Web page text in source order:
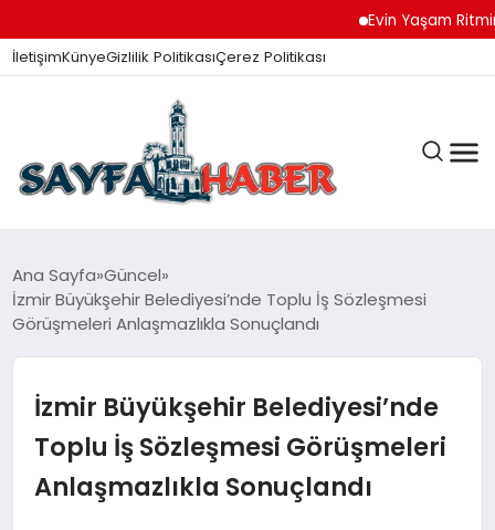
Evin Yaşam
İletişimKünyeGizlilik PolitikasıÇerez Politikası
ANA SAYFA
GÜNDEM
İZMIR HABERLERI
Ana Sayfa Güncel
İzmir Büyükşehir Belediyesi’nde Toplu İş Sözleşmesi
Görüşmeleri Anlaşmazlıkla Sonuçlandı
İzmir Büyükşehir Belediyesi’nde
Toplu İş Sözleşmesi Görüşmeleri
Anlaşmazlıkla Sonuçlandı